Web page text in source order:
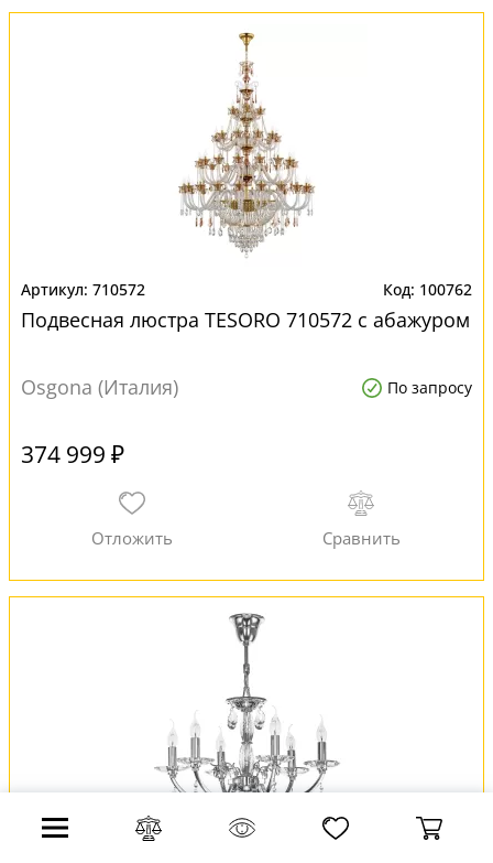
710572 100762
Подвесная люстра TESORO 710572 с абажуром
Osgona (Италия) По запросу
374 999 ₽